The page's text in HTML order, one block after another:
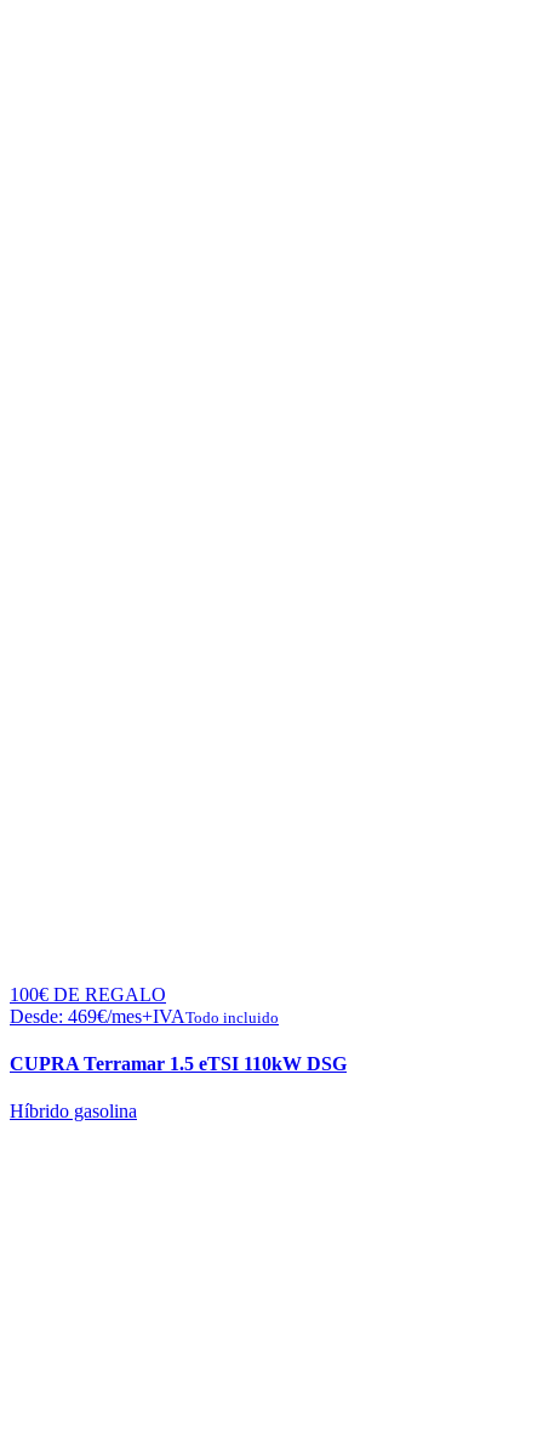
100€ DE REGALO
Desde: 469€/mes+IVATodo incluido
CUPRA Terramar 1.5 eTSI 110kW DSG
Híbrido gasolina